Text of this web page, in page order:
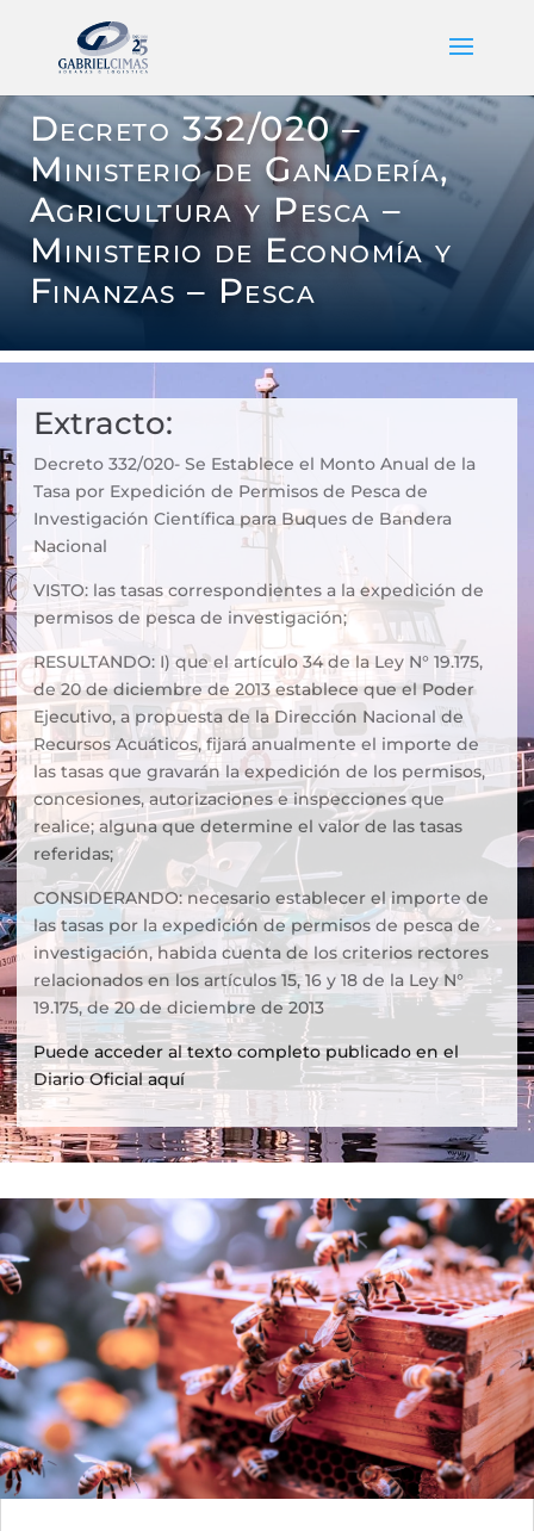
Decreto 332/020 –
Ministerio de Ganadería,
Agricultura y Pesca –
Ministerio de Economía y
Finanzas – Pesca
Extracto:
Decreto 332/020- Se Establece el Monto Anual de la
Tasa por Expedición de Permisos de Pesca de
Investigación Científica para Buques de Bandera
Nacional
VISTO: las tasas correspondientes a la expedición de
permisos de pesca de investigación;
RESULTANDO: I) que el artículo 34 de la Ley N° 19.175,
de 20 de diciembre de 2013 establece que el Poder
Ejecutivo, a propuesta de la Dirección Nacional de
Recursos Acuáticos, fijará anualmente el importe de
las tasas que gravarán la expedición de los permisos,
concesiones, autorizaciones e inspecciones que
realice; alguna que determine el valor de las tasas
referidas;
CONSIDERANDO: necesario establecer el importe de
las tasas por la expedición de permisos de pesca de
investigación, habida cuenta de los criterios rectores
relacionados en los artículos 15, 16 y 18 de la Ley N°
19.175, de 20 de diciembre de 2013
Puede acceder al texto completo publicado en el
Diario Oficial aquí